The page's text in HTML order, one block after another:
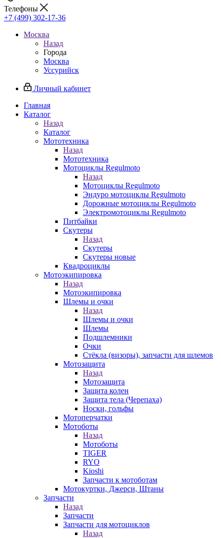
Телефоны
+7 (499) 302-17-36
Москва
Назад
Города
Москва
Уссурийск
Личный кабинет
Главная
Каталог
Назад
Каталог
Мототехника
Назад
Мототехника
Мотоциклы Regulmoto
Назад
Мотоциклы Regulmoto
Эндуро мотоциклы Regulmoto
Дорожные мотоциклы Regulmoto
Электромотоциклы Regulmoto
Питбайки
Скутеры
Назад
Скутеры
Скутеры новые
Квадроциклы
Мотоэкипировка
Назад
Мотоэкипировка
Шлемы и очки
Назад
Шлемы и очки
Шлемы
Подшлемники
Очки
Стёкла (визоры), запчасти для шлемов
Мотозащита
Назад
Мотозащита
Защита колен
Защита тела (Черепаха)
Носки, гольфы
Мотоперчатки
Мотоботы
Назад
Мотоботы
TIGER
RYO
Kioshi
Запчасти к мотоботам
Мотокуртки, Джерси, Штаны
Запчасти
Назад
Запчасти
Запчасти для мотоциклов
Назад